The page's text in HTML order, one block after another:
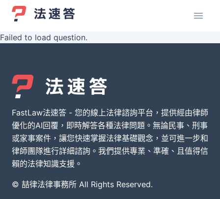
Failed to load question.
FastLaw法速答 - 您的線上法律諮詢平台，提供經由律師
優化的AI回覆，即時解答各種法律問題。無論民事、刑事
或家事案件，讓您快速掌握法律基礎觀念，並可進一步和
律師團隊進行詳細諮詢。我們提供專業、準確、且值得信
賴的法律知識支援。
© 喆律法律事務所 All Rights Reserved.